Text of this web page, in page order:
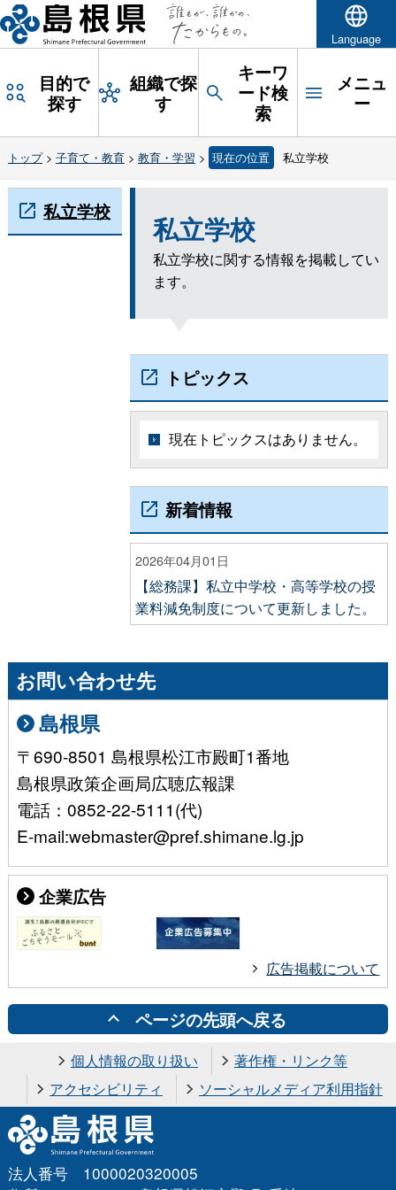
Language
目的で
探す
組織で探
す
キーワ
ード検
索
メニュ
ー
トップ> 子育て・教育> 教育・学習 > 現在の位置 私立学校
私立学校
私立学校に関する情報を掲載してい
ます。
トピックス
現在トピックスはありません。
新着情報
2026年04月01日
【総務課】私立中学校・高等学校の授
業料減免制度について更新しました。
私立学校
お問い合わせ先
島根県
〒690-8501 島根県松江市殿町1番地
島根県政策企画局広聴広報課
電話：0852-22-5111(代)
E-mail:webmaster@pref.shimane.lg.jp
企業広告
広告掲載について
ページの先頭へ戻る
個人情報の取り扱い
著作権・リンク等
アクセシビリティ
ソーシャルメディア利用指針
法人番号 1000020320005